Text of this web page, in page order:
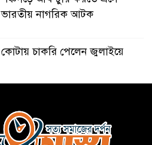
ভারতীয় নাগরিক আটক
কোটায় চাকরি পেলেন জুলাইয়ে
বিক্রি করা মিজান আটক